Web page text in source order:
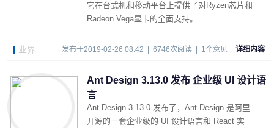
它在台式机和移动平台上提供了对Ryzen芯片和
Radeon Vega显卡的全面支持。
业界 发布于2019-02-26 08:42 | 6746次阅读 | 1个意见 详细内容
Ant Design 3.13.0 发布 企业级 UI 设计语
言
Ant Design 3.13.0 发布了，Ant Design 是阿里
开源的一套企业级的 UI 设计语言和 React 实